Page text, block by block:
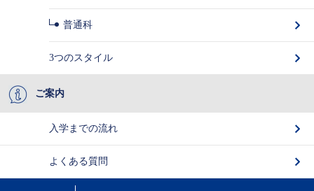
普通科
3つのスタイル
ご案内
入学までの流れ
よくある質問